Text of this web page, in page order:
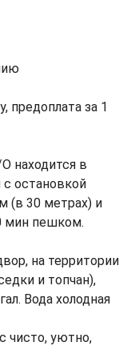
предоплата за 1
находится в
остановкой
(в 30 метрах) и
мин пешком.
на территории
и топчан),
Вода холодная
чисто, уютно,